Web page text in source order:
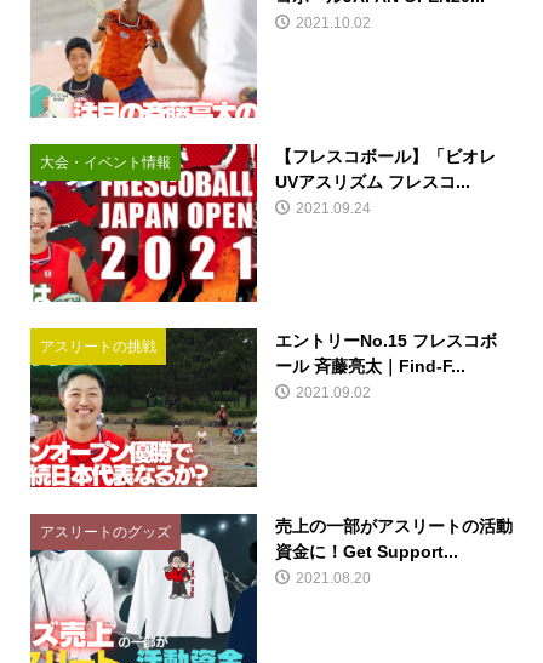
2021.10.02
大会・イベント情報
【フレスコボール】「ビオレ
UVアスリズム フレスコ...
2021.09.24
アスリートの挑戦
エントリーNo.15 フレスコボ
ール 斉藤亮太｜Find-F...
2021.09.02
アスリートのグッズ
売上の一部がアスリートの活動
資金に！Get Support...
2021.08.20